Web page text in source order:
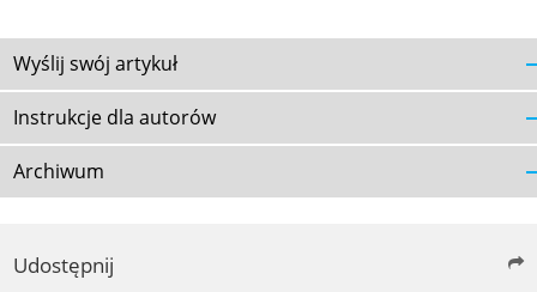
Wyślij swój artykuł
Instrukcje dla autorów
Archiwum
Udostępnij